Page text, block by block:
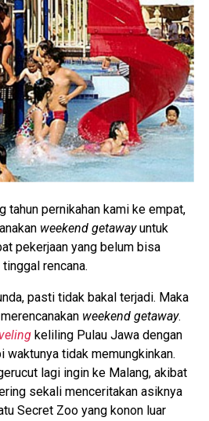
tahun pernikahan kami ke empat,
weekend getawayuntuk
pekerjaan yang belum bisa
rencana.
pasti tidak bakal terjadi. Maka
weekend getaway.
keliling Pulau Jawa dengan
waktunya tidak memungkinkan.
lagi ingin ke Malang, akibat
sekali menceritakan asiknya
Secret Zoo yang konon luar